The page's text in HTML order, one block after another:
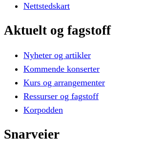
Nettstedskart
Aktuelt og fagstoff
Nyheter og artikler
Kommende konserter
Kurs og arrangementer
Ressurser og fagstoff
Korpodden
Snarveier